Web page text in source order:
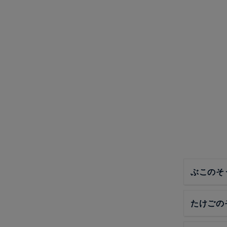
ぶこのそ
たけごの